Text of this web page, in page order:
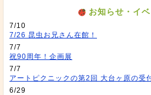
お知らせ・イ
7/10
7/26 昆虫お兄さん在館！
7/7
祝90周年！企画展
7/7
アートピクニックの第2回 大台ヶ原の受
6/29